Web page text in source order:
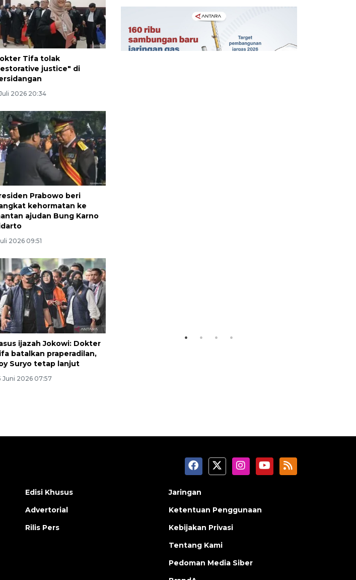
Tifa tolak
justice" di
2026 20:34
Prabowo beri
kehormatan ke
ajudan Bung Karno
2026 09:51
ijazah Jokowi: Dokter
batalkan praperadilan,
Suryo tetap lanjut
Juni 2026 07:57
triwulan II-2026
persen
Edisi Khusus
Advertorial
Rilis Pers
Jaringan
Ketentuan Penggunaan
Kebijakan Privasi
Tentang Kami
Pedoman Media Siber